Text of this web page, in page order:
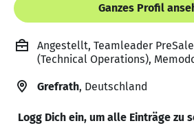
Ganzes Profil
Angestellt, Teamleader
(Technical Operations),
Grefrath, Deutschland
Logg Dich ein, um alle Einträge zu